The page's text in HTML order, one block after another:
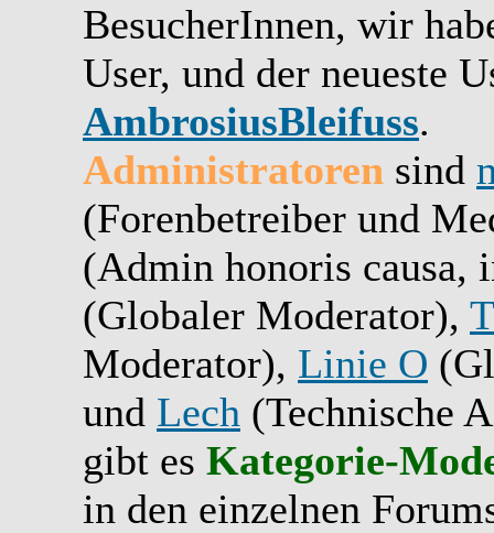
BesucherInnen, wir
User, und der neueste
AmbrosiusBleifuss.
Administratoren sind
(Forenbetreiber und
(Admin honoris
(Globaler Moderator),
Moderator), Linie O
und Lech (Technische
gibt es Kategorie-
in den einzelnen